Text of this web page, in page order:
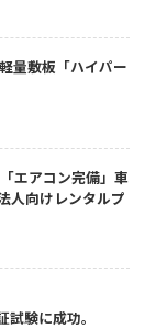
量敷板「ハイパー
エアコン完備」車
人向けレンタルプ
験に成功。